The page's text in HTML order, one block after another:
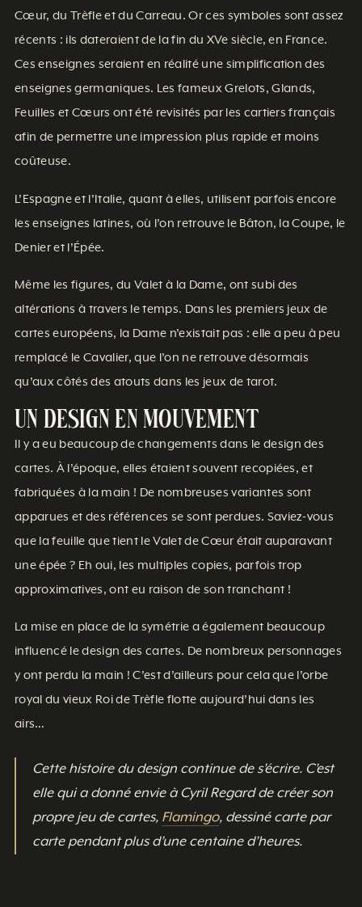
Cœur, du Trèfle et du Carreau. Or ces symboles sont assez
récents : ils dateraient de la fin du XVe siècle, en France.
Ces enseignes seraient en réalité une simplification des
enseignes germaniques. Les fameux Grelots, Glands,
Feuilles et Cœurs ont été revisités par les cartiers français
afin de permettre une impression plus rapide et moins
coûteuse.
L’Espagne et l’Italie, quant à elles, utilisent parfois encore
les enseignes latines, où l’on retrouve le Bâton, la Coupe, le
Denier et l’Épée.
Même les figures, du Valet à la Dame, ont subi des
altérations à travers le temps. Dans les premiers jeux de
cartes européens, la Dame n’existait pas : elle a peu à peu
remplacé le Cavalier, que l’on ne retrouve désormais
qu’aux côtés des atouts dans les jeux de tarot.
Un design en mouvement
Il y a eu beaucoup de changements dans le design des
cartes. À l’époque, elles étaient souvent recopiées, et
fabriquées à la main ! De nombreuses variantes sont
apparues et des références se sont perdues. Saviez-vous
que la feuille que tient le Valet de Cœur était auparavant
une épée ? Eh oui, les multiples copies, parfois trop
approximatives, ont eu raison de son tranchant !
La mise en place de la symétrie a également beaucoup
influencé le design des cartes. De nombreux personnages
y ont perdu la main ! C’est d’ailleurs pour cela que l’orbe
royal du vieux Roi de Trèfle flotte aujourd’hui dans les
airs…
Cette histoire du design continue de s’écrire. C’est
elle qui a donné envie à Cyril Regard de créer son
propre jeu de cartes, Flamingo, dessiné carte par
carte pendant plus d’une centaine d’heures.